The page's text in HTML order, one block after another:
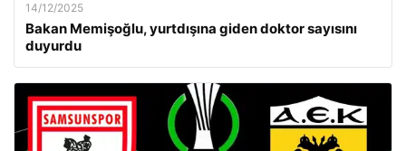
14/12/2025
Bakan Memişoğlu, yurtdışına giden doktor sayısını
duyurdu